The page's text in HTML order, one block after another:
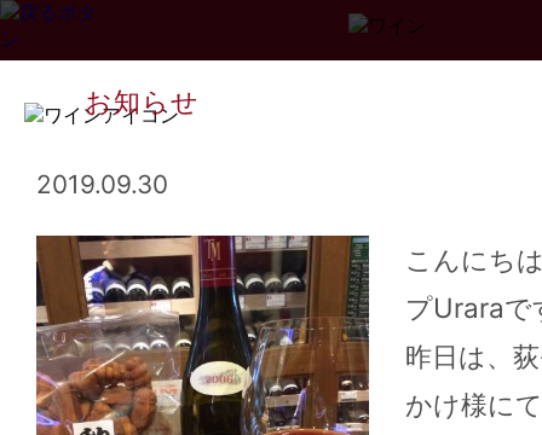
Page 1 2 3 ... 34 >>
お知らせ
2019.09.30
こんにち
プUraraで
昨日は、
かけ様に